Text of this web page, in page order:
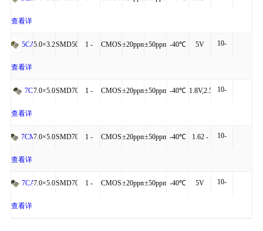
+85℃
查看详
细5CA5.0×3.2×1.20SMD5032-1 - CMOS±20ppm±50ppm -40℃
+125℃
5V 10-
查看详
细7C7.0×5.0×1.30SMD7050-1 - CMOS±20ppm±50ppm -40℃
+125℃
1.8V,2.5V,3.3V
10-
查看详
细7CM7.0×5.0×1.30SMD7050-1 - CMOS±20ppm±50ppm -40℃
+85℃
1.62 - 10-
查看详
细7CA7.0×5.0×1.30SMD7050-1 - CMOS±20ppm±50ppm -40℃ 5V 10-
查看详